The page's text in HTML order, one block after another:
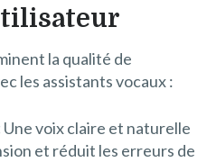
la qualité de
les assistants vocaux :
Une voix claire et naturelle
et réduit les erreurs de